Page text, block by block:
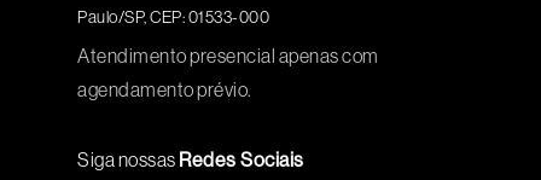
Paulo/SP, CEP: 01533-000
Atendimento presencial apenas com
agendamento prévio.
Siga nossas Redes Sociais